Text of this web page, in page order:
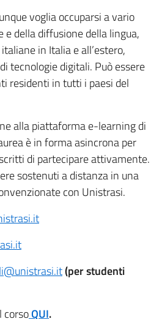
voglia occuparsi a vario
della diffusione della lingua,
in Italia e all’estero,
tecnologie digitali. Può essere
residenti in tutti i paesi del
alla piattaforma e-learning di
è in forma asincrona per
di partecipare attivamente.
sostenuti a distanza in una
con Unistrasi.
(per studenti
corsoQUI.